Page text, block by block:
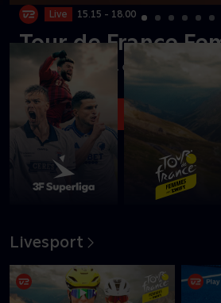
Live 15.15 - 18.00
Tour de France
Se den kuperede 6. etape i Massif
Rhône
Se med nu
Livesport